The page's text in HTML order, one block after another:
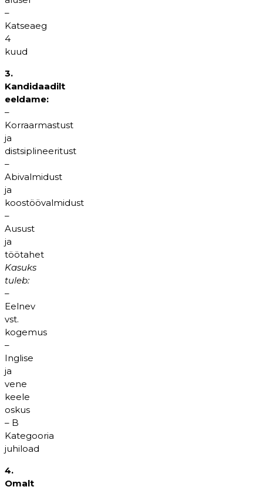
–
Katseaeg
4
kuud
3.
Kandidaadilt
eeldame:
–
Korraarmastust
ja
distsiplineeritust
–
Abivalmidust
ja
koostöövalmidust
–
Ausust
ja
töötahet
Kasuks
tuleb:
–
Eelnev
vst.
kogemus
–
Inglise
ja
vene
keele
oskus
– B
Kategooria
juhiload
4.
Omalt